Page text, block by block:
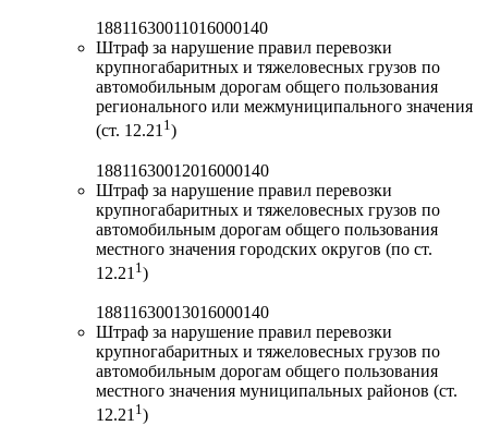
18811630011016000140
Штраф за нарушение правил перевозки
крупногабаритных и тяжеловесных грузов по
автомобильным дорогам общего пользования
регионального или межмуниципального значения
(ст. 12.211)
18811630012016000140
Штраф за нарушение правил перевозки
крупногабаритных и тяжеловесных грузов по
автомобильным дорогам общего пользования
местного значения городских округов (по ст.
12.21 1 )
18811630013016000140
Штраф за нарушение правил перевозки
крупногабаритных и тяжеловесных грузов по
автомобильным дорогам общего пользования
местного значения муниципальных районов (ст.
12.21 1)